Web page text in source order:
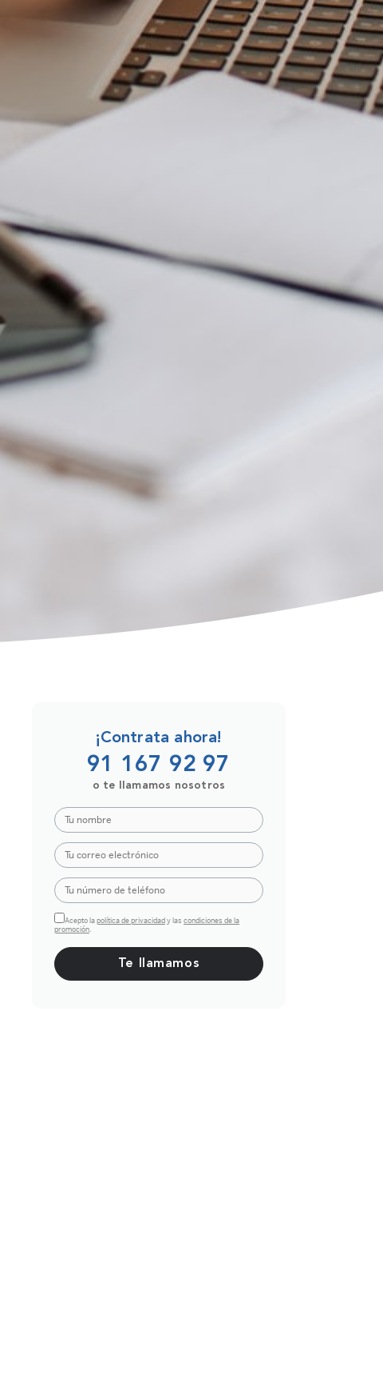
¡Contrata ahora!
91 167 92 97
o te llamamos nosotros
Acepto la política de privacidad y las condiciones de la
promoción
Por favor, deja este campo vacío.